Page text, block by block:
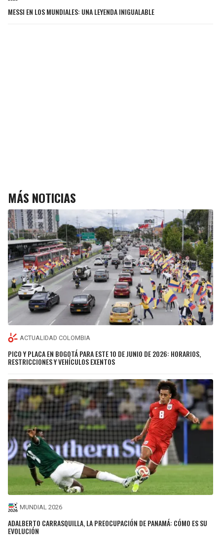
MESSI EN LOS MUNDIALES: UNA LEYENDA INIGUALABLE
MÁS NOTICIAS
ACTUALIDAD COLOMBIA
PICO Y PLACA EN BOGOTÁ PARA ESTE 10 DE JUNIO DE 2026: HORARIOS,
RESTRICCIONES Y VEHÍCULOS EXENTOS
MUNDIAL 2026
ADALBERTO CARRASQUILLA, LA PREOCUPACIÓN DE PANAMÁ: CÓMO ES SU
EVOLUCIÓN